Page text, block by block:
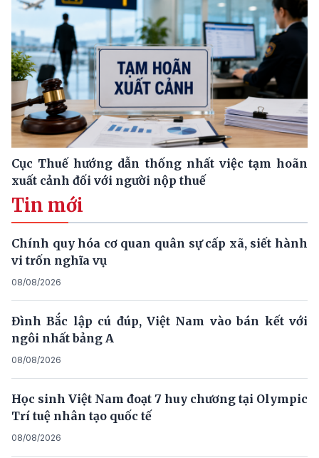
Cục Thuế hướng dẫn thống nhất việc tạm hoãn
xuất cảnh đối với người nộp thuế
Tin mới
Chính quy hóa cơ quan quân sự cấp xã, siết hành
vi trốn nghĩa vụ
08/08/2026
Đình Bắc lập cú đúp, Việt Nam vào bán kết với
ngôi nhất bảng A
08/08/2026
Học sinh Việt Nam đoạt 7 huy chương tại Olympic
Trí tuệ nhân tạo quốc tế
08/08/2026